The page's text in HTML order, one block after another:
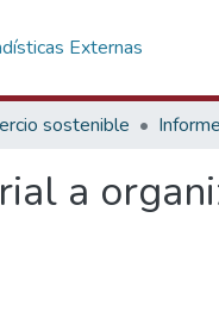
Externas
sostenible
a